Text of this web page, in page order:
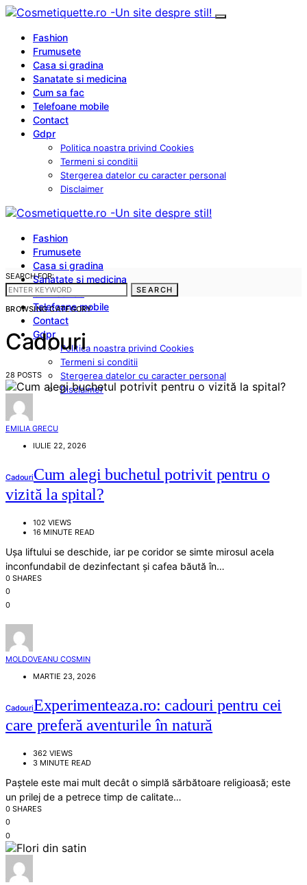
Fashion
Frumusete
Casa si gradina
Sanatate si medicina
Cum sa fac
Telefoane mobile
Contact
Gdpr
Politica noastra privind Cookies
Termeni si conditii
Stergerea datelor cu caracter personal
Disclaimer
Fashion
Frumusete
Casa si gradina
Sanatate si medicina
Cum sa fac
Telefoane mobile
Contact
Gdpr
Politica noastra privind Cookies
Termeni si conditii
Stergerea datelor cu caracter personal
Disclaimer
SEARCH FOR:
SEARCH
BROWSING CATEGORY
Cadouri
28 POSTS
EMILIA GRECU
IULIE 22, 2026
CadouriCum alegi buchetul potrivit pentru o
vizită la spital?
102 VIEWS
16 MINUTE READ
Ușa liftului se deschide, iar pe coridor se simte mirosul acela
inconfundabil de dezinfectant și cafea băută în…
0 SHARES
0
0
MOLDOVEANU COSMIN
MARTIE 23, 2026
CadouriExperimenteaza.ro: cadouri pentru cei
care preferă aventurile în natură
362 VIEWS
3 MINUTE READ
Paștele este mai mult decât o simplă sărbătoare religioasă; este
un prilej de a petrece timp de calitate…
0 SHARES
0
0